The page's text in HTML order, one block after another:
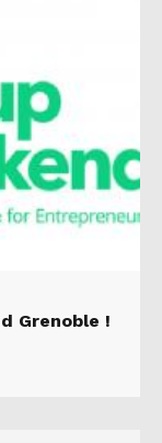
Grenoble !